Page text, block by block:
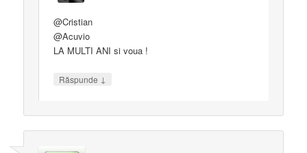
@Cristian
@Acuvio
LA MULTI ANI si voua !
Răspunde ↓